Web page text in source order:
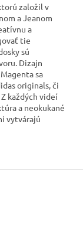
založil v
a Jeanom
a
tie
sú
Dizajn
sa
originals, či
každých videí
a neokukané
vytvárajú